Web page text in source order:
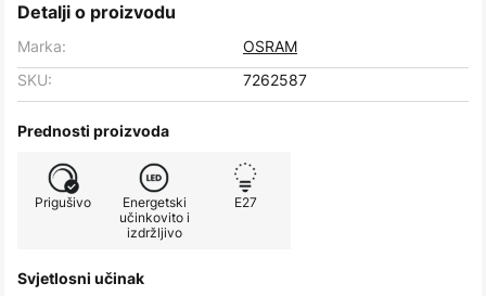
Detalji o proizvodu
Marka:
OSRAM
SKU:
7262587
Prednosti proizvoda
Prigušivo
Energetski
učinkovito i
izdržljivo
E27
Svjetlosni učinak